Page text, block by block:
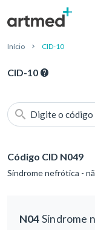
Início CID-10
CID-10
Digite o código
Código CID N049
Síndrome nefrótica -
N04Síndrome